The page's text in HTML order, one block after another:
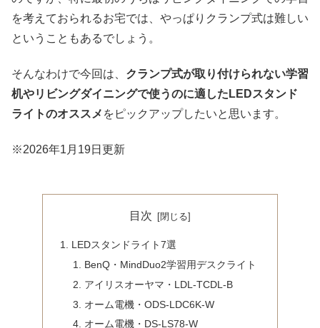
を考えておられるお宅では、やっぱりクランプ式は難しい
ということもあるでしょう。
そんなわけで今回は、 クランプ式が取り付けられない学習
机やリビングダイニングで使うのに適したLEDスタンド
ライトのオススメ をピックアップしたいと思います。
※2026年1月19日更新
目次
LEDスタンドライト7選
BenQ・MindDuo2学習用デスクライト
アイリスオーヤマ・LDL-TCDL-B
オーム電機・ODS-LDC6K-W
オーム電機・DS-LS78-W